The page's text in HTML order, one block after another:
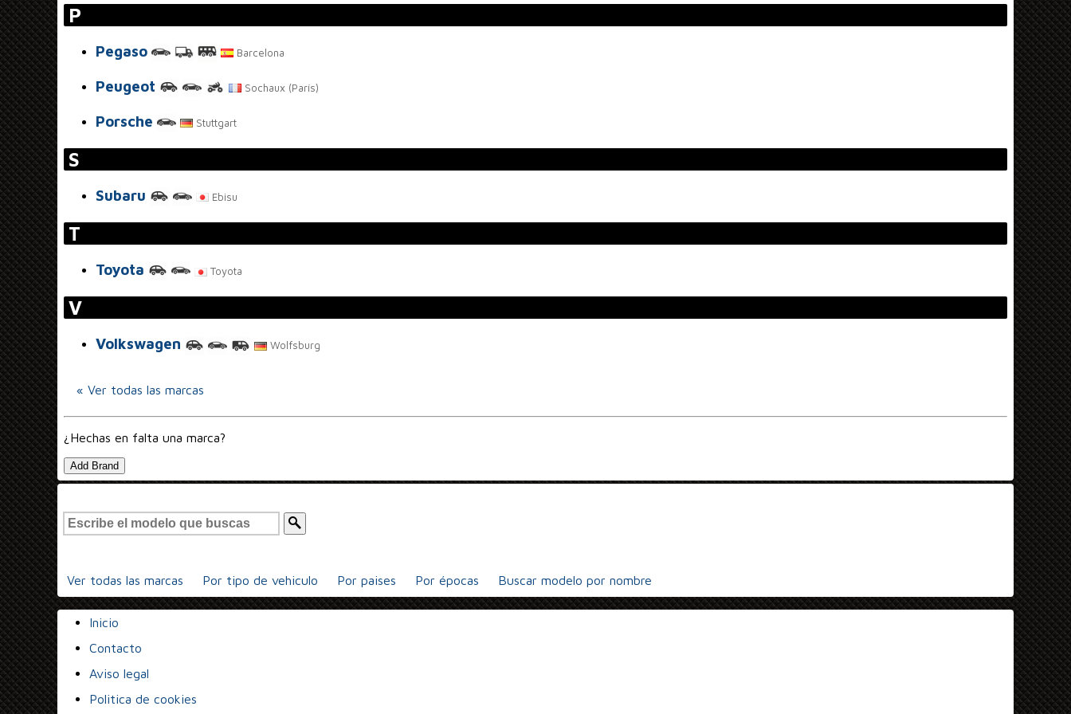
P
Pegaso Barcelona
Peugeot Sochaux (París)
Porsche Stuttgart
S
Subaru Ebisu
T
Toyota Toyota
V
Volkswagen Wolfsburg
« Ver todas las marcas
¿Hechas en falta una marca?
Add Brand
Ver todas las marcas Por tipo de vehiculo Por paises Por épocas Buscar modelo por nombre
Inicio
Contacto
Aviso legal
Politica de cookies